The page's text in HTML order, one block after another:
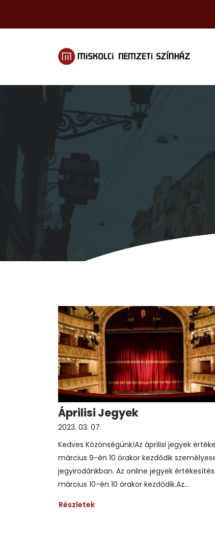
Áprilisi Jegyek
2023. 03. 07.
Kedves Közönségünk!Az áprilisi jegyek
március 9-én 10 órakor kezdődik
jegyirodánkban. Az online jegyek
március 10-én 10 órakor kezdődik.Az...
Részletek